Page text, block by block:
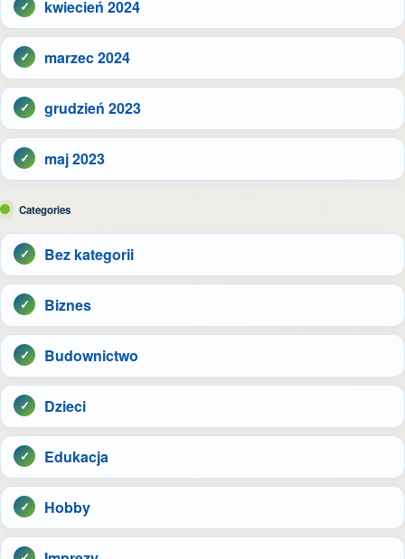
kwiecień 2024
marzec 2024
grudzień 2023
maj 2023
Categories
Bez kategorii
Biznes
Budownictwo
Dzieci
Edukacja
Hobby